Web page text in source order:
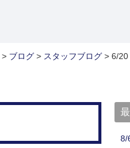
> ブログ > スタッフブログ > 6/20
8/